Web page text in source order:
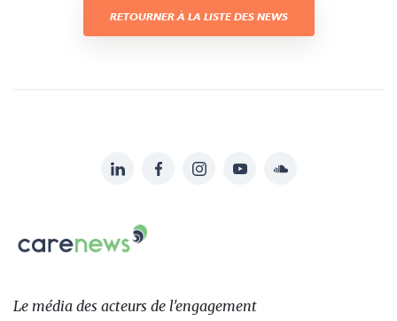
RETOURNER À LA LISTE DES NEWS
sur:
LinkedInFacebookInstagramYouTubeSoundcloud
Carenews,
Le
des
Le média des acteurs de l'engagement